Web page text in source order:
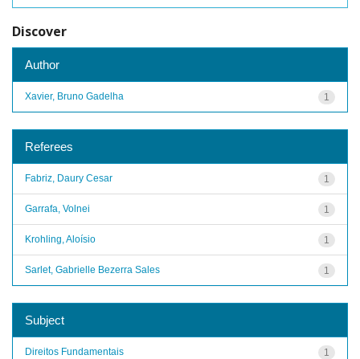
Discover
Author
1
Xavier, Bruno Gadelha
Referees
1
Fabriz, Daury Cesar
1
Garrafa, Volnei
1
Krohling, Aloísio
1
Sarlet, Gabrielle Bezerra Sales
Subject
1
Direitos Fundamentais